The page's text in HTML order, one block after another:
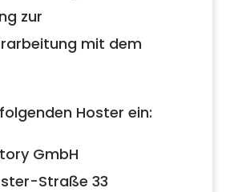
zur
mit dem
Hoster ein:
GmbH
Straße 33